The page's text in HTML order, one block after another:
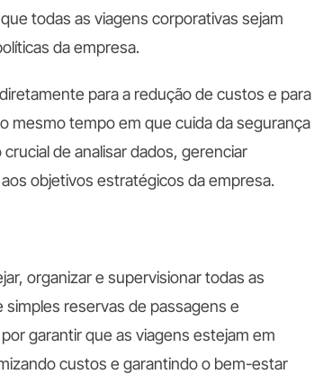
todas as viagens corporativas sejam
da empresa.
para a redução de custos e para
mesmo tempo em que cuida da segurança
de analisar dados, gerenciar
objetivos estratégicos da empresa.
organizar e supervisionar todas as
simples reservas de passagens e
garantir que as viagens estejam em
custos e garantindo o bem-estar